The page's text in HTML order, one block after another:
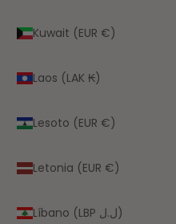
Kuwait (EUR €)
Laos (LAK ₭)
Lesoto (EUR €)
Letonia (EUR €)
Líbano (LBP ل.ل)